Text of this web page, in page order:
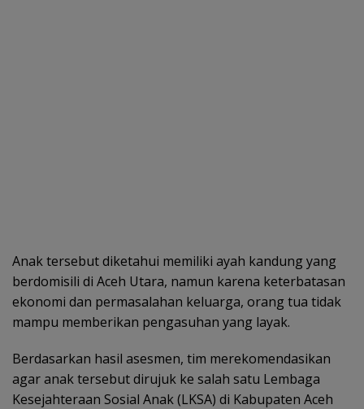
Anak tersebut diketahui memiliki ayah kandung yang
berdomisili di Aceh Utara, namun karena keterbatasan
ekonomi dan permasalahan keluarga, orang tua tidak
mampu memberikan pengasuhan yang layak.
Berdasarkan hasil asesmen, tim merekomendasikan
agar anak tersebut dirujuk ke salah satu Lembaga
Kesejahteraan Sosial Anak (LKSA) di Kabupaten Aceh